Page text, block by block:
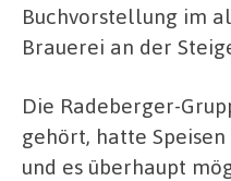
Buchvorstellung im
Brauerei an der
Die Radeberger-
gehört, hatte
und es überhaupt